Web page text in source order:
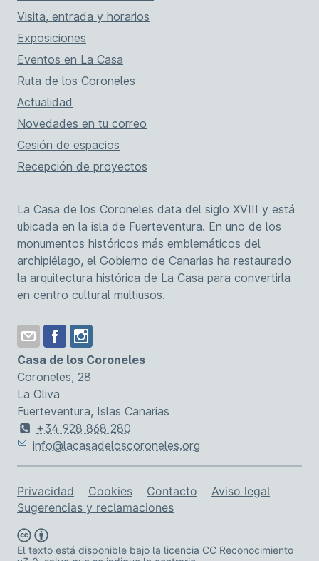
Visita, entrada y horarios
Exposiciones
Eventos en La Casa
Ruta de los Coroneles
Actualidad
Novedades en tu correo
Cesión de espacios
Recepción de proyectos
La Casa de los Coroneles data del siglo XVIII y está
ubicada en la isla de Fuerteventura. En uno de los
monumentos históricos más emblemáticos del
archipiélago, el Gobierno de Canarias ha restaurado
la arquitectura histórica de La Casa para convertirla
en centro cultural multiusos.
Casa de los Coroneles
Coroneles, 28
La Oliva
Fuerteventura, Islas Canarias
+34 928 868 280
info@lacasadeloscoroneles.org
Enlaces de asistencia
Privacidad Cookies Contacto
Aviso legal
Sugerencias y reclamaciones
El texto está disponible bajo la licencia CC Reconocimiento